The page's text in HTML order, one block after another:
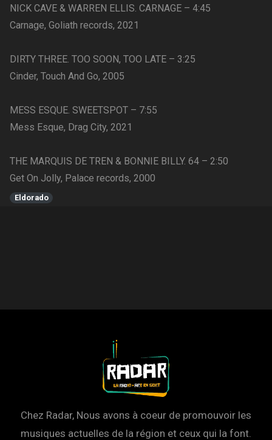
NICK CAVE & WARREN ELLIS. CARNAGE – 4:45
Carnage, Goliath records, 2021
DIRTY THREE. TOO SOON, TOO LATE – 3:25
Cinder, Touch And Go, 2005
MESS ESQUE. SWEETSPOT – 7:55
Mess Esque, Drag City, 2021
THE MARQUIS DE TREN & BONNIE BILLY. 64 – 2:50
Get On Jolly, Palace records, 2000
Eldorado
Chez Radar, Nous avons à coeur de promouvoir les
musiques actuelles de la région et ceux qui la font.